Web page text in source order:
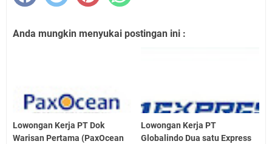
Anda mungkin menyukai postingan ini :
Lowongan Kerja PT Dok
Warisan Pertama (PaxOcean
Lowongan Kerja PT
Globalindo Dua satu Express